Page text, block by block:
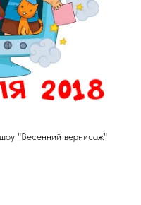
"Весенний вернисаж"